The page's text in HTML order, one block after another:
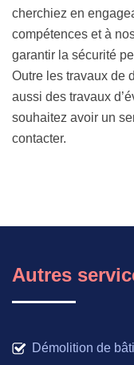
cherchiez en
compétences et à
garantir la sécurité
Outre les travaux de
aussi des travaux
souhaitez avoir un
contacter.
Autres
Démolition de